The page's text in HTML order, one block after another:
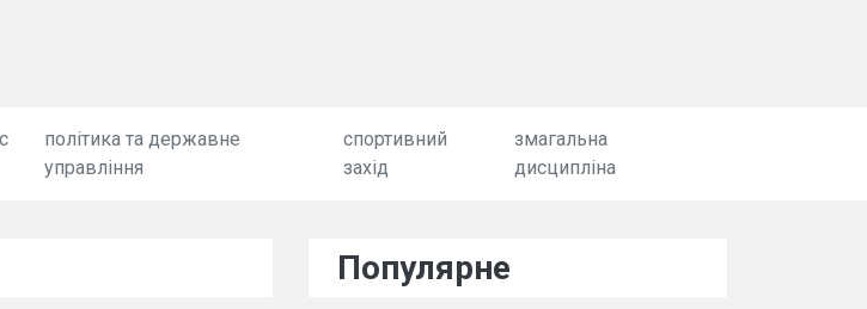
політика та державне
управління
спортивний
захід
змагальна
дисципліна
Популярне